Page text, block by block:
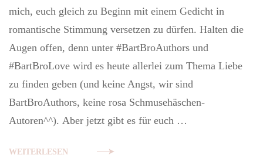
mich, euch gleich zu Beginn mit einem Gedicht in
romantische Stimmung versetzen zu dürfen. Halten die
Augen offen, denn unter #BartBroAuthors und
#BartBroLove wird es heute allerlei zum Thema Liebe
zu finden geben (und keine Angst, wir sind
BartBroAuthors, keine rosa Schmusehäschen-
Autoren^^). Aber jetzt gibt es für euch …
WEITERLESEN